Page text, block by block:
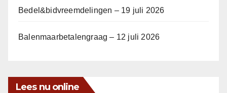
Bedel&bidvreemdelingen – 19 juli 2026
Balenmaarbetalengraag – 12 juli 2026
Lees nu online